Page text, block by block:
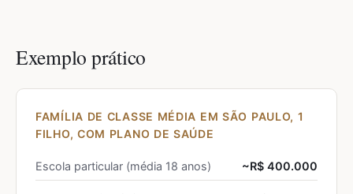
Exemplo prático
FAMÍLIA DE CLASSE MÉDIA EM SÃO PAULO, 1
FILHO, COM PLANO DE SAÚDE
Escola particular (média 18 anos) ~R$ 400.000